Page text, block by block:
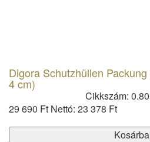
Digora Schutzhüllen
4 cm)
Cikkszám:
29 690 Ft Nettó: 23 378 Ft
Kosárba